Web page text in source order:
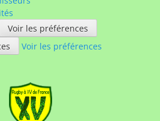
Voir les préférences
Voir les préférences
Rugby à XV de